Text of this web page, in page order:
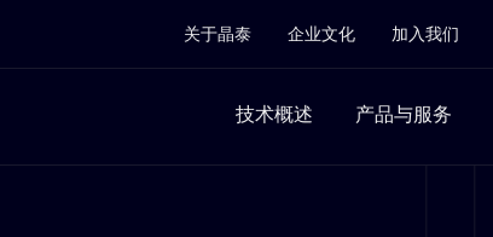
关于晶泰 企业文化 加入我们
技术概述 产品与服务